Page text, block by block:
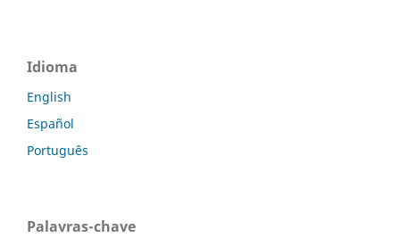
Idioma
English
Español
Português
Palavras-chave